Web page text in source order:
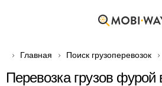
Главная Поиск грузоперевозок
Перевозка грузов